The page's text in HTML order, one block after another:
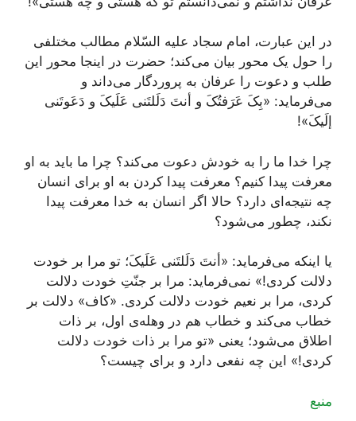
در این عبارت، امام سجاد علیه السّلام مطالب مختلفی
را حول یک محور بیان می‌کند؛ حضرت در اینجا محور این
طلب و دعوت را عرفان به پروردگار می‌داند و
می‌فرماید: «بِکَ عَرَفتُکَ و أنتَ دَلَلتَنی عَلَیکَ و دَعَوتَنی
إلَیکَ»!
چرا خدا ما را به خودش دعوت می‌کند؟ چرا ما باید به او
معرفت پیدا کنیم؟ معرفت پیدا کردن به او برای انسان
چه نتیجه‌ای دارد؟ حالا اگر انسان به خدا معرفت پیدا
نکند، چطور می‌شود؟
یا اینکه می‌فرماید: «أنتَ دَلَلتَنی عَلَیکَ؛ تو مرا بر خودت
دلالت کردی!» نمی‌فرماید: مرا بر جنّتِ خودت دلالت
کردی، مرا بر نعیم خودت دلالت کردی. «کاف» دلالت بر
خطاب می‌کند و خطاب هم در وهله‌ی اول، بر ذات
اطلاق می‌شود؛ یعنی «تو مرا بر ذات خودت دلالت
کردی!» این چه نفعی دارد و برای چیست؟